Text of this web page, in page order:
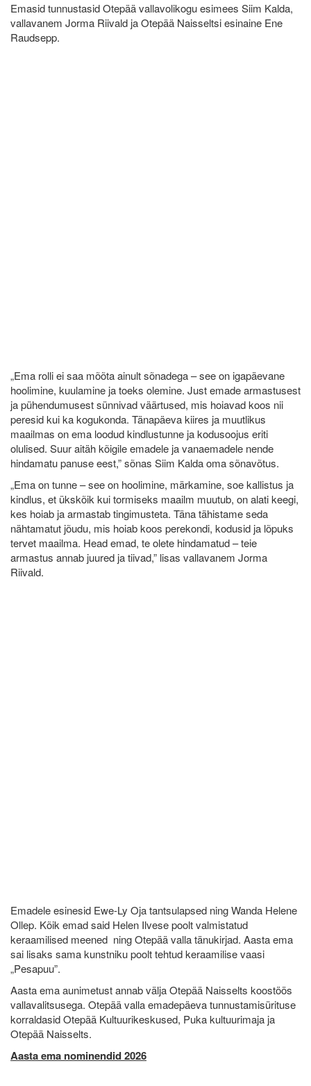
Emasid tunnustasid Otepää vallavolikogu esimees Siim Kalda,
vallavanem Jorma Riivald ja Otepää Naisseltsi esinaine Ene
Raudsepp.
„Ema rolli ei saa mõõta ainult sõnadega – see on igapäevane
hoolimine, kuulamine ja toeks olemine. Just emade armastusest
ja pühendumusest sünnivad väärtused, mis hoiavad koos nii
peresid kui ka kogukonda. Tänapäeva kiires ja muutlikus
maailmas on ema loodud kindlustunne ja kodusoojus eriti
olulised. Suur aitäh kõigile emadele ja vanaemadele nende
hindamatu panuse eest,” sõnas Siim Kalda oma sõnavõtus.
„Ema on tunne – see on hoolimine, märkamine, soe kallistus ja
kindlus, et ükskõik kui tormiseks maailm muutub, on alati keegi,
kes hoiab ja armastab tingimusteta. Täna tähistame seda
nähtamatut jõudu, mis hoiab koos perekondi, kodusid ja lõpuks
tervet maailma. Head emad, te olete hindamatud – teie
armastus annab juured ja tiivad,” lisas vallavanem Jorma
Riivald.
Emadele esinesid Ewe-Ly Oja tantsulapsed ning Wanda Helene
Ollep. Kõik emad said Helen Ilvese poolt valmistatud
keraamilised meened ning Otepää valla tänukirjad. Aasta ema
sai lisaks sama kunstniku poolt tehtud keraamilise vaasi
„Pesapuu”.
Aasta ema aunimetust annab välja Otepää Naisselts koostöös
vallavalitsusega. Otepää valla emadepäeva tunnustamisürituse
korraldasid Otepää Kultuurikeskused, Puka kultuurimaja ja
Otepää Naisselts.
Aasta ema nominendid 2026